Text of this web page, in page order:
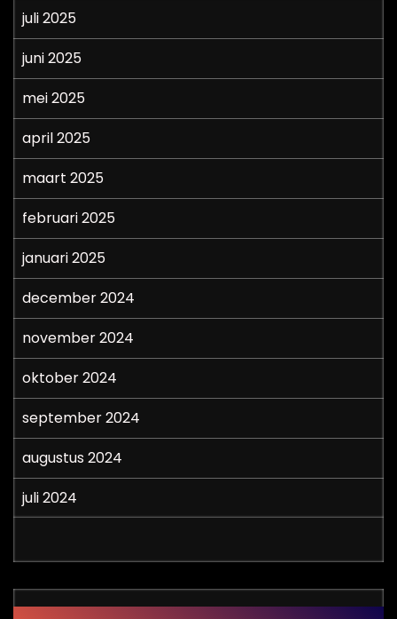
juli 2025
juni 2025
mei 2025
april 2025
maart 2025
februari 2025
januari 2025
december 2024
november 2024
oktober 2024
september 2024
augustus 2024
juli 2024